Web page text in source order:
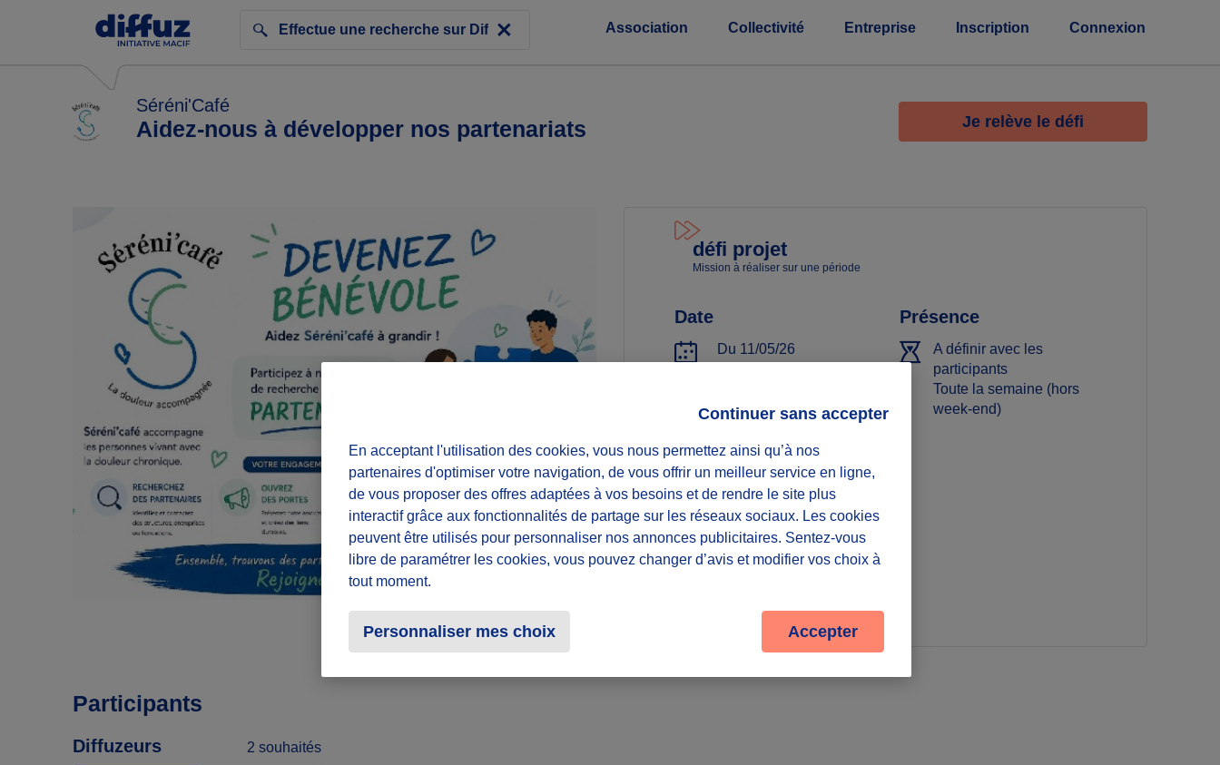
Association Collectivité Entreprise Inscription Connexion
Séréni'Café
Aidez-nous à développer nos partenariats Je relève le défi
défi projet
Mission à réaliser sur une période
Date
Du 11/05/26
Présence
A définir avec les
participants
Toute la semaine (hors
week-end)
Lieu
Dans toute la France
Partager le défi
Participants
Diffuzeurs 2 souhaités
En acceptant l'utilisation des cookies, vous nous permettez ainsi qu’à nos
partenaires d'optimiser votre navigation, de vous offrir un meilleur service en ligne,
de vous proposer des offres adaptées à vos besoins et de rendre le site plus
interactif grâce aux fonctionnalités de partage sur les réseaux sociaux. Les cookies
peuvent être utilisés pour personnaliser nos annonces publicitaires. Sentez-vous
libre de paramétrer les cookies, vous pouvez changer d’avis et modifier vos choix à
tout moment.
Personnaliser mes choix
Continuer sans accepter
Accepter